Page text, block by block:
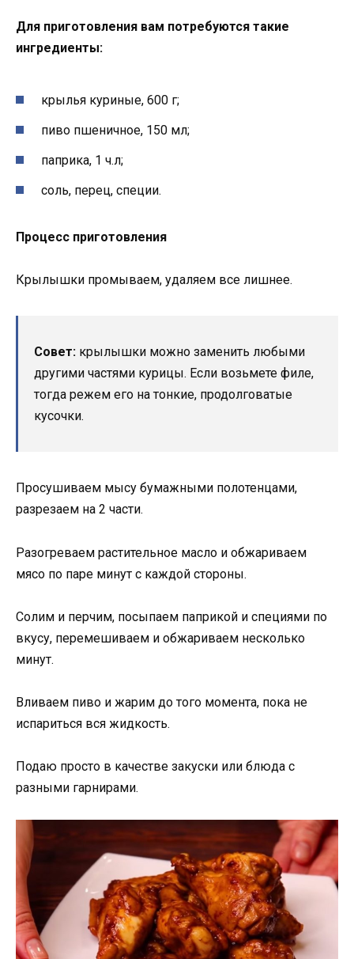
Для приготовления вам потребуются такие
ингредиенты:
крылья куриные, 600 г;
пиво пшеничное, 150 мл;
паприка, 1 ч.л;
соль, перец, специи.
Процесс приготовления
Крылышки промываем, удаляем все лишнее.
Совет: крылышки можно заменить любыми
другими частями курицы. Если возьмете филе,
тогда режем его на тонкие, продолговатые
кусочки.
Просушиваем мысу бумажными полотенцами,
разрезаем на 2 части.
Разогреваем растительное масло и обжариваем
мясо по паре минут с каждой стороны.
Солим и перчим, посыпаем паприкой и специями по
вкусу, перемешиваем и обжариваем несколько
минут.
Вливаем пиво и жарим до того момента, пока не
испариться вся жидкость.
Подаю просто в качестве закуски или блюда с
разными гарнирами.